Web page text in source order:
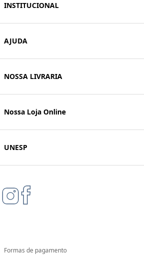
INSTITUCIONAL
AJUDA
NOSSA LIVRARIA
Nossa Loja Online
UNESP
Formas de pagamento